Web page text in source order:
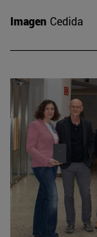
Imagen Cedida